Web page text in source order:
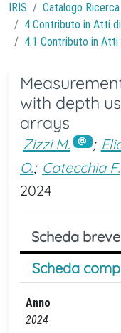
IRIS
Catalogo Ricerca
4 Contributo in Atti
4.1 Contributo in Atti
with depth
arrays
Zizzi M. ;
O.; Cotecchia F.
2024
Scheda breve
Scheda
Anno
2024